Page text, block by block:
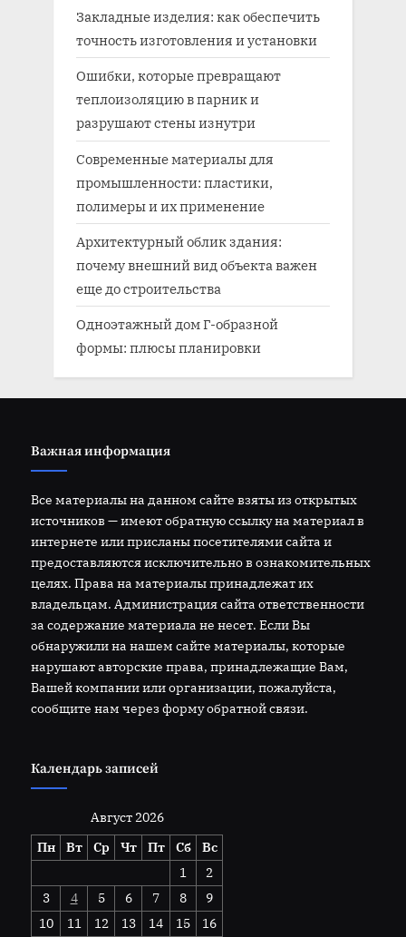
Закладные изделия: как обеспечить
точность изготовления и установки
Ошибки, которые превращают
теплоизоляцию в парник и
разрушают стены изнутри
Современные материалы для
промышленности: пластики,
полимеры и их применение
Архитектурный облик здания:
почему внешний вид объекта важен
еще до строительства
Одноэтажный дом Г-образной
формы: плюсы планировки
Важная информация
Все материалы на данном сайте взяты из открытых
источников — имеют обратную ссылку на материал в
интернете или присланы посетителями сайта и
предоставляются исключительно в ознакомительных
целях. Права на материалы принадлежат их
владельцам. Администрация сайта ответственности
за содержание материала не несет. Если Вы
обнаружили на нашем сайте материалы, которые
нарушают авторские права, принадлежащие Вам,
Вашей компании или организации, пожалуйста,
сообщите нам через форму обратной связи.
Календарь записей
Август 2026
Пн
Вт Ср Чт Пт Сб
Вс
1
2
3
4 5 6 7 8
9
10
11 12 13 14 15 16